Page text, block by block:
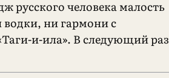
русского человека малость
ни гармони с
и-ила». В следующий раз